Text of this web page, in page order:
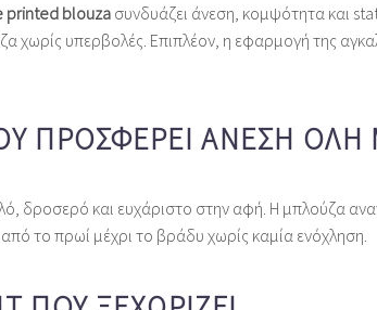
printed blouza συνδυάζει άνεση, κομψότητα και
χωρίς υπερβολές. Επιπλέον, η εφαρμογή της
ΠΡΟΣΦΈΡΕΙ ΆΝΕΣΗ ΌΛΗ
δροσερό και ευχάριστο στην αφή. Η μπλούζα
το πρωί μέχρι το βράδυ χωρίς καμία ενόχληση.